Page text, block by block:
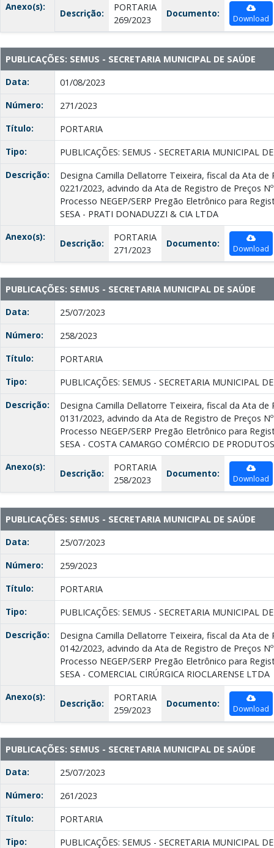
Anexo(s):
Descrição:
PORTARIA
269/2023
Documento: Download
PUBLICAÇÕES: SEMUS - SECRETARIA MUNICIPAL DE SAÚDE
Data:
01/08/2023
Número:
271/2023
Título:
PORTARIA
Tipo:
PUBLICAÇÕES: SEMUS - SECRETARIA MUNICIPAL
Descrição:
Designa Camilla Dellatorre Teixeira, fiscal da Ata de
0221/2023, advindo da Ata de Registro de Preços
Processo NEGEP/SERP Pregão Eletrônico para
SESA - PRATI DONADUZZI & CIA LTDA
Anexo(s):
Descrição:
PORTARIA
271/2023
Documento: Download
PUBLICAÇÕES: SEMUS - SECRETARIA MUNICIPAL DE SAÚDE
Data:
25/07/2023
Número:
258/2023
Título:
PORTARIA
Tipo:
PUBLICAÇÕES: SEMUS - SECRETARIA MUNICIPAL
Descrição:
Designa Camilla Dellatorre Teixeira, fiscal da Ata de
0131/2023, advindo da Ata de Registro de Preços
Processo NEGEP/SERP Pregão Eletrônico para
SESA - COSTA CAMARGO COMÉRCIO DE
Anexo(s):
Descrição:
PORTARIA
258/2023
Documento: Download
PUBLICAÇÕES: SEMUS - SECRETARIA MUNICIPAL DE SAÚDE
Data:
25/07/2023
Número:
259/2023
Título:
PORTARIA
Tipo:
PUBLICAÇÕES: SEMUS - SECRETARIA MUNICIPAL
Descrição:
Designa Camilla Dellatorre Teixeira, fiscal da Ata de
0142/2023, advindo da Ata de Registro de Preços
Processo NEGEP/SERP Pregão Eletrônico para
SESA - COMERCIAL CIRÚRGICA RIOCLARENSE LTDA
Anexo(s):
Descrição:
PORTARIA
259/2023
Documento: Download
PUBLICAÇÕES: SEMUS - SECRETARIA MUNICIPAL DE SAÚDE
Data:
25/07/2023
Número:
261/2023
Título:
PORTARIA
Tipo:
PUBLICAÇÕES: SEMUS - SECRETARIA MUNICIPAL